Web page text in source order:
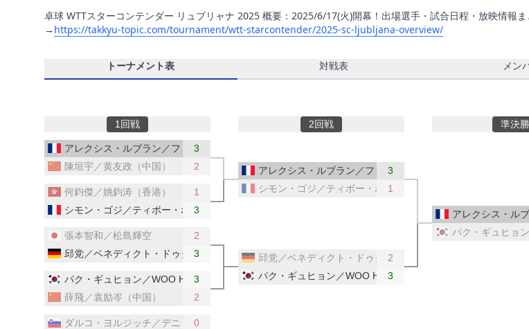
卓球 WTTスターコンテンダー リュブリャナ 2025 概要：2025/6/17(火)開幕！出場選手・試合日程・放映情報ま
→ https://takkyu-topic.com/tournament/wtt-starcontender/2025-sc-ljubljana-overview/
トーナメント表 対戦表 メン
1回戦 2回戦 準決勝
アレクシス・ルブラン／フェリックス・ルブラン（フランス）
3
陳垣宇／黄友政（中国）
2
何鈞傑／姚鈞涛（香港）
1
シモン・ゴジ／ティボー・ポレ（フランス）
3
張本智和／松島輝空
2
邱党／ベネディクト・ドゥダ（ドイツ）
3
パク・ギュヒョン／WOO Hyeonggyu（韓国）
3
薛飛／袁励岑（中国）
2
ダルコ・ヨルジッチ／デニ・コズル（スロベニア）
0
アレクシス・ルブラン／フェリックス・ルブラン（フランス）
3
シモン・ゴジ／ティボー・ポレ（フランス）
1
邱党／ベネディクト・ドゥダ（ドイツ）
2
パク・ギュヒョン／WOO Hyeonggyu（韓国）
3
アレクシス・ル
パク・ギュヒョ